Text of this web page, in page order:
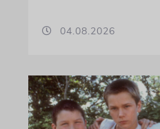
04.08.2026